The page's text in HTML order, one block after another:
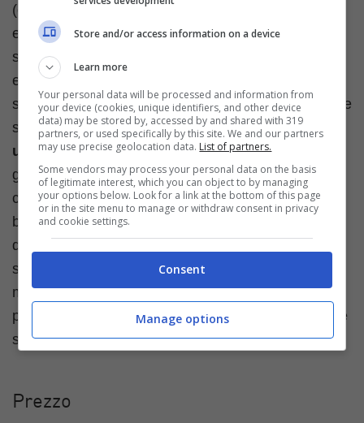
(oltre i 73 grammi). Oltre alle uova di gallina
esistono poi altri tipi di uova che vengono molto
spesso utilizzate in cucina. Le
esempio sono più grandi delle uova di gallina, ma
sono più grasse. Leuova d’ocasono le più grandi e
sono molto ricche di grassi e colesterolo mentre le
uova di quagliasono più piccole delle uova di
gallina, ma sono simili come sapore, con un colore
caratteristico che va dal marrone scuro al blu o
bianco. Unuovo di struzzo
di gallina di grandi dimensioni e viene utilizzato
soprattutto per la preparazione delle frittate. Sono
molti altri i tipi di uova commestibili, come le uova di
piccione, fagiano, ma anche le uova di pesce, come
salmone o storione.
Prezzo
Store and/or access information on a device
Learn more
Your personal data will be processed and information from
your device (cookies, unique identifiers, and other device
data) may be stored by, accessed by and shared with 319
partners, or used specifically by this site. We and our partners
may use precise geolocation data. List of partners.
Some vendors may process your personal data on the basis
of legitimate interest, which you can object to by managing
your options below. Look for a link at the bottom of this page
or in the site menu to manage or withdraw consent in privacy
and cookie settings.
Consent
Manage options